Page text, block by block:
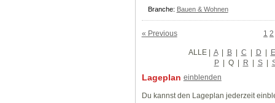
Branche: Bauen & Wohnen
« Previous 1 2
ALLE| A | B | C | D | E
P | Q | R | S |
Lageplan einblenden
Du kannst den Lageplan jederzeit